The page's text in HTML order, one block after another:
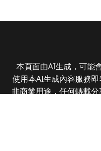
本頁面由AI生成，可能
使用本AI生成內容服務
非商業用途，任何轉載